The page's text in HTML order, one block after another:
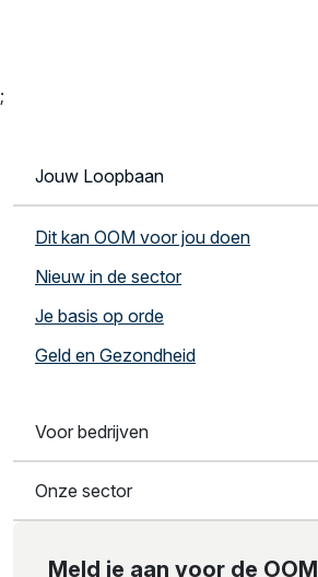
;
Jouw Loopbaan
Dit kan OOM voor jou doen
Nieuw in de sector
Je basis op orde
Geld en Gezondheid
Voor bedrijven
Onze sector
Meld je aan voor de OOM